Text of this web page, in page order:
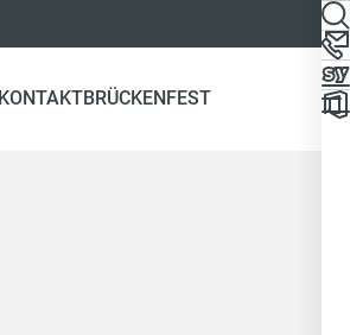
KONTAKTBRÜCKENFEST